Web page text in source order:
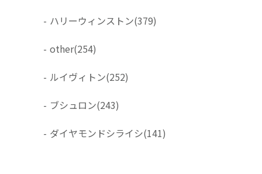
- ハリーウィンストン(379)
- other(254)
- ルイヴィトン(252)
- ブシュロン(243)
- ダイヤモンドシライシ(141)